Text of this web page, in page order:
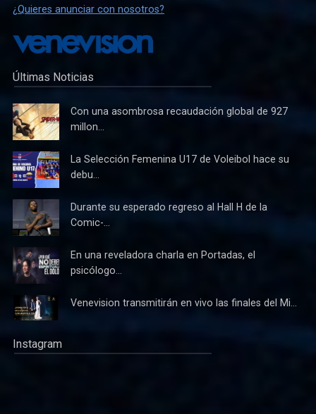
¿Quieres anunciar con nosotros?
Últimas Noticias
Con una asombrosa recaudación global de 927
millon...
La Selección Femenina U17 de Voleibol hace su
debu...
Durante su esperado regreso al Hall H de la
Comic-...
En una reveladora charla en Portadas, el
psicólogo...
Venevision transmitirán en vivo las finales del Mi...
Instagram